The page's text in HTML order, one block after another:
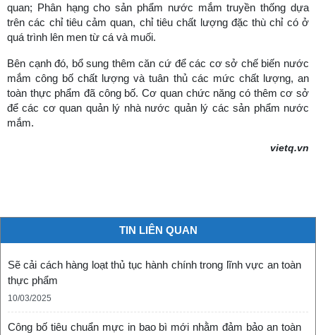
quan; Phân hạng cho sản phẩm nước mắm truyền thống dựa
trên các chỉ tiêu cảm quan, chỉ tiêu chất lượng đặc thù chỉ có ở
quá trình lên men từ cá và muối.
Bên cạnh đó, bổ sung thêm căn cứ để các cơ sở chế biến nước
mắm công bố chất lượng và tuân thủ các mức chất lượng, an
toàn thực phẩm đã công bố. Cơ quan chức năng có thêm cơ sở
để các cơ quan quản lý nhà nước quản lý các sản phẩm nước
mắm.
vietq.vn
TIN LIÊN QUAN
Sẽ cải cách hàng loạt thủ tục hành chính trong lĩnh vực an toàn
thực phẩm
10/03/2025
Công bố tiêu chuẩn mực in bao bì mới nhằm đảm bảo an toàn